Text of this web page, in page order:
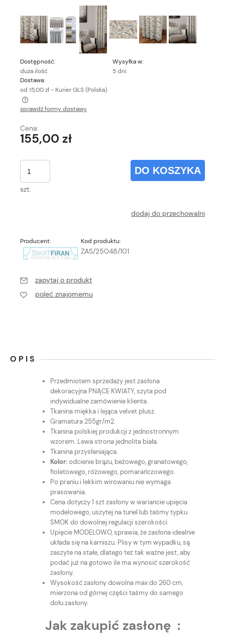
Dostępność:
duża ilość
Wysyłka w:
5 dni
Dostawa:
od 15,00 zł- Kurier GLS(Polska)
Cena nie zawiera ewentualnych kosztów płatności
sprawdź formy dostawy
Cena:
155,00 zł
szt.
DO KOSZYKA
dodaj do przechowalni
Producent: Kod produktu:
ZAS/25048/101
zapytaj o produkt
poleć znajomemu
OPIS
Przedmiotem sprzedaży jest zasłona
dekoracyjna PNĄCE KWIATY, szyta pod
indywidualne zamówienie klienta.
Tkanina miękka i lejąca velvet plusz.
Gramatura 255gr/m2.
Tkanina polskiej produkcji z jednostronnym
wzorem. Lewa strona jednolita biała.
Tkanina przysłaniająca.
Kolor:odcienie brązu, beżowego, granatowego,
fioletowego, różowego, pomarańczowego.
Po praniu i lekkim wirowaniu nie wymaga
prasowania.
Cena dotyczy 1 szt zasłony w wariancie upięcia
modelowego, uszytej na tunel lub taśmy typku
SMOK do dowolnej regulacji szerokości.
Upięcie MODELOWO, sprawia, że zasłona idealnie
układa się na karniszu. Plisy w tym wypadku, są
zaszyte na stałe, dlatego też tak ważne jest, aby
podać już na gotowo ile ma wynosić szerokość
zasłony.
Wysokość zasłony dowolna max do 260 cm,
mierzona od górnej części taśmy do samego
dołu zasłony.
Jak zakupić zasłonę :